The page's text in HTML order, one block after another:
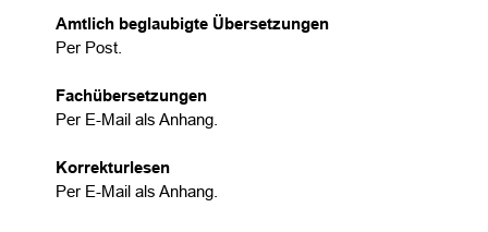
Amtlich beglaubigte Übersetzungen
Per Post.
Fachübersetzungen
Per E-Mail als Anhang.
Korrekturlesen
Per E-Mail als Anhang.